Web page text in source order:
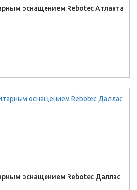
оснащением Rebotec Атланта
оснащением Rebotec Даллас